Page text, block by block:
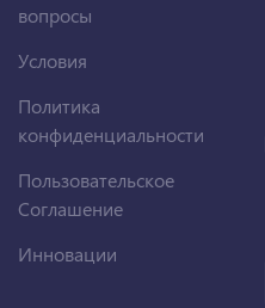
вопросы
Условия
Политика
конфиденциальности
Пользовательское
Соглашение
Инновации